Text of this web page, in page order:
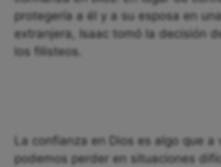
protegería a él y a su esposa en
extranjera, Isaac tomó la decisión
los filisteos.
La confianza en Dios es algo que a
podemos perder en situaciones